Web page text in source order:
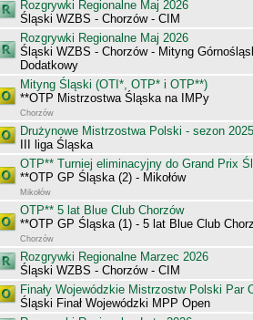
Rozgrywki Regionalne Maj 2026
Śląski WZBS - Chorzów - CIM
Rozgrywki Regionalne Maj 2026
Śląski WZBS - Chorzów - Mityng
Dodatkowy
Mityng Śląski (OTI*, OTP* i OTP**)
**OTP Mistrzostwa Śląska na IMPy
Chorzów
Drużynowe Mistrzostwa Polski - sezon
III liga Śląska
OTP** Turniej eliminacyjny do Grand Prix
**OTP GP Śląska (2) - Mikołów
Mikołów
OTP** 5 lat Blue Club Chorzów
**OTP GP Śląska (1) - 5 lat Blue Club
Chorzów
Rozgrywki Regionalne Marzec 2026
Śląski WZBS - Chorzów - CIM
Finały Wojewódzkie Mistrzostw Polski Par
Śląski Finał Wojewódzki MPP Open